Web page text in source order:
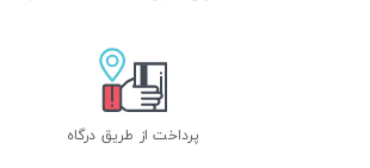
پرداخت از طریق درگاه